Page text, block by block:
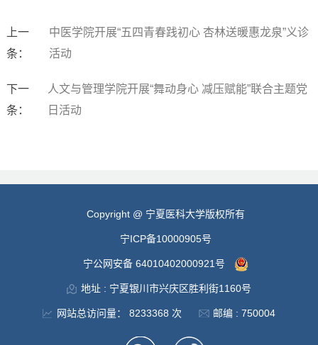
上一
条：
中医学院开展“五四青春践初心 杏林送暖惠龙泉”义诊
活动
下一
条：
人文与管理学院开展“舞动身心 减压赋能”联合主题党
日活动
Copyright @ 宁夏医科大学版权所有
宁ICP备10000905号
宁公网安备 64010402000921号
地址 : 宁夏银川市兴庆区胜利街1160号
网站总访问量： 8233368 次 邮编 : 750004